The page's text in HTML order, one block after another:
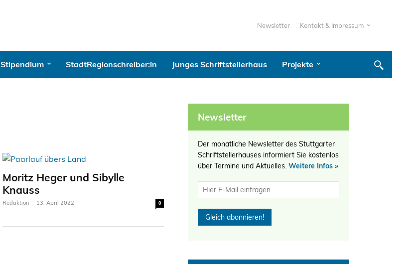
Newsletter Kontakt & Impressum
Stipendium StadtRegionschreiber:in Junges Schriftstellerhaus Projekte
Moritz Heger und Sibylle
Knauss
Redaktion - 13. April 2022 0
Newsletter
Der monatliche Newsletter des Stuttgarter
Schriftstellerhauses informiert Sie kostenlos
über Termine und Aktuelles. Weitere Infos »